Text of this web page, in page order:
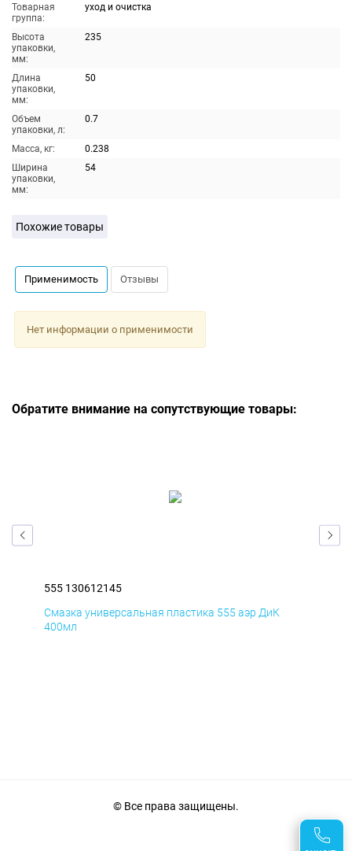
Товарная
группа:
уход и очистка
Высота
упаковки,
мм:
235
Длина
упаковки,
мм:
50
Объем
упаковки, л:
0.7
Масса, кг:
0.238
Ширина
упаковки,
мм:
54
Похожие товары
Применимость Отзывы
Нет информации о применимости
Обратите внимание на сопутствующие товары:
555 130612145
Смазка универсальная пластика 555 аэр ДиК
400мл
© Все права защищены.